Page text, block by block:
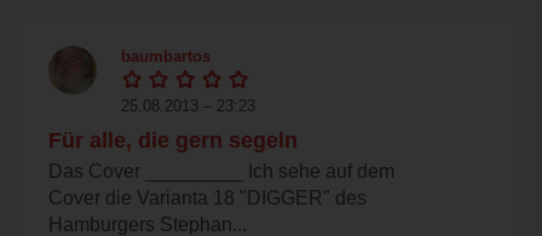
baumbartos
25.08.2013 – 23:23
Für alle, die gern segeln
Das Cover _________ Ich sehe auf dem
Cover die Varianta 18 "DIGGER" des
Hamburgers Stephan...